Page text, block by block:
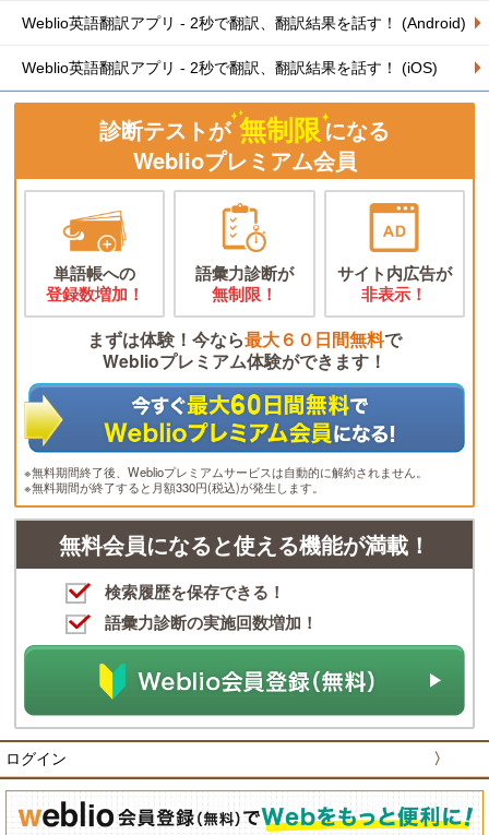
Weblio英語翻訳アプリ - 2秒で翻訳、翻訳結果を話す！ (Android)
Weblio英語翻訳アプリ - 2秒で翻訳、翻訳結果を話す！ (iOS)
診断テストが 無制限になる
Weblioプレミアム会員
単語帳への
登録数増加！
語彙力診断が
無制限！
サイト内広告が
非表示！
まずは体験！今なら最大６０日間無料で
Weblioプレミアム体験ができます！
※無料期間終了後、Weblioプレミアムサービスは自動的に解約されません。
※無料期間が終了すると月額330円(税込)が発生します。
無料会員になると使える機能が満載！
検索履歴を保存できる！
語彙力診断の実施回数増加！
ログイン 〉